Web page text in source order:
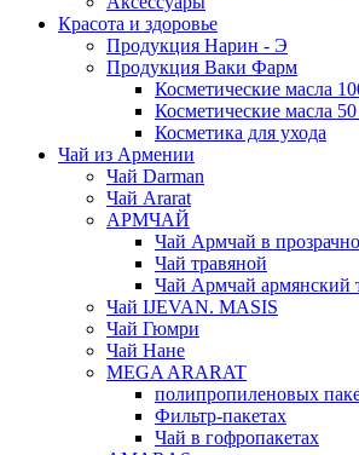
Красота и здоровье
Продукция Нарин - Э
Продукция Ваки Фарм
Косметические масла
Косметические масла
Косметика для ухода
Чай из Армении
Чай Darman
Чай Ararat
АРМЧАЙ
Чай Армчай в
Чай травяной
Чай Армчай армянский
Чай IJEVAN. MASIS
Чай Гюмри
Чай Нане
MEGA ARARAT
полипропиленовых
Фильтр-пакетах
Чай в гофропакетах